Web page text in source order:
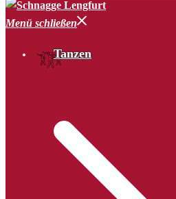
Menü schließen
Tanzen